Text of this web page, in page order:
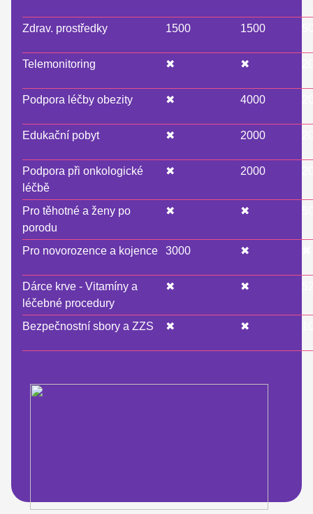
Zdrav. prostředky 1500 1500
Telemonitoring ✖ ✖
Podpora léčby obezity ✖ 4000
Edukační pobyt ✖ 2000
Podpora při onkologické
léčbě
✖ 2000
Pro těhotné a ženy po
porodu
✖ ✖
Pro novorozence a kojence 3000 ✖
Dárce krve - Vitamíny a
léčebné procedury
✖ ✖
Bezpečnostní sbory a ZZS ✖ ✖